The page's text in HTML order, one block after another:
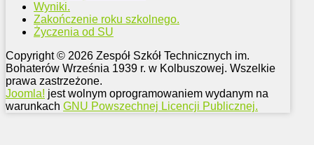
Wyniki.
Zakończenie roku szkolnego.
Życzenia od SU
Copyright © 2026 Zespół Szkół Technicznych im.
Bohaterów Września 1939 r. w Kolbuszowej. Wszelkie
prawa zastrzeżone.
Joomla! jest wolnym oprogramowaniem wydanym na
warunkach GNU Powszechnej Licencji Publicznej.